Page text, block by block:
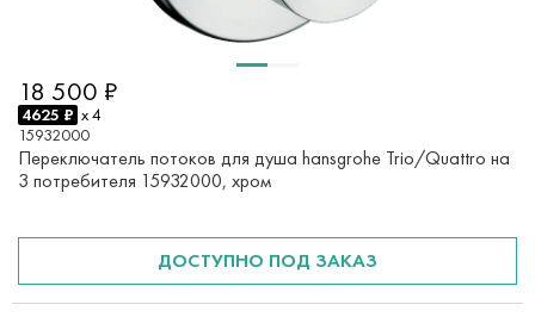
18 500 ₽
4625 ₽ x 4
15932000
Переключатель потоков для душа hansgrohe Trio/Quattro на
3 потребителя 15932000, хром
ДОСТУПНО ПОД ЗАКАЗ